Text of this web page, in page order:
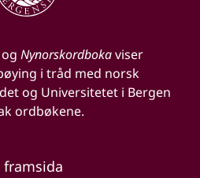
og Nynorskordbokaviser
i tråd med norsk
og Universitetet i Bergen
ordbøkene.
framsida